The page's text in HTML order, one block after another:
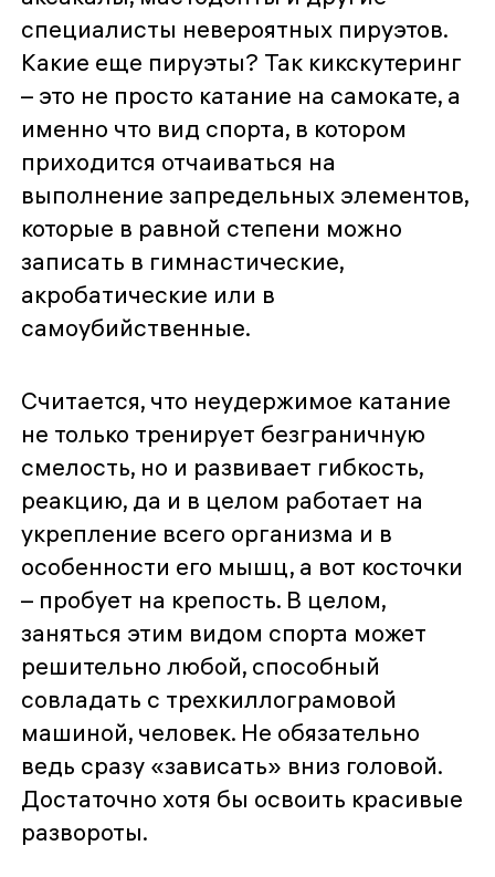
специалисты невероятных пируэтов.
Какие еще пируэты? Так кикскутеринг
– это не просто катание на самокате, а
именно что вид спорта, в котором
приходится отчаиваться на
выполнение запредельных элементов,
которые в равной степени можно
записать в гимнастические,
акробатические или в
самоубийственные.
Считается, что неудержимое катание
не только тренирует безграничную
смелость, но и развивает гибкость,
реакцию, да и в целом работает на
укрепление всего организма и в
особенности его мышц, а вот косточки
– пробует на крепость. В целом,
заняться этим видом спорта может
решительно любой, способный
совладать с трехкиллограмовой
машиной, человек. Не обязательно
ведь сразу «зависать» вниз головой.
Достаточно хотя бы освоить красивые
развороты.